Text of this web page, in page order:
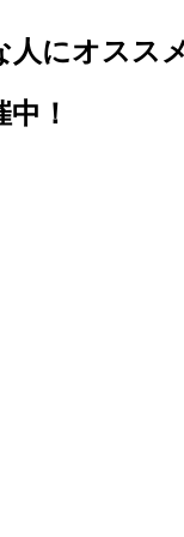
人にオスス
！